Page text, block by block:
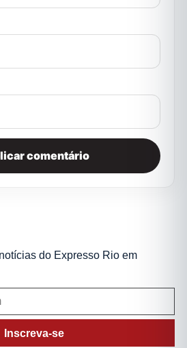
do Expresso Rio em
Inscreva-se